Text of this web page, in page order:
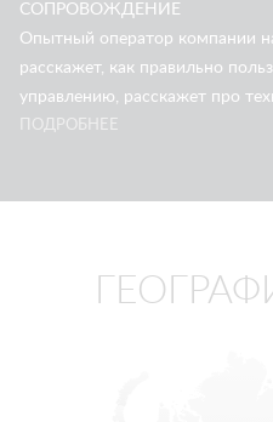
СОПРОВОЖДЕНИЕ
Опытный оператор компании
расскажет, как правильно
управлению, расскажет про
ПОДРОБНЕЕ